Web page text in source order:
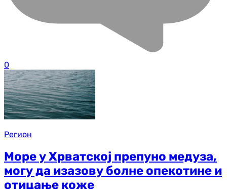
0
Регион
Море у Хрватској препуно медуза,
могу да изазову болне опекотине и
отицање коже